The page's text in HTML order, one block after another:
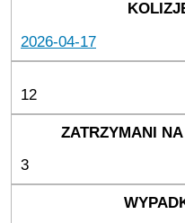
2026-04-17
12
3